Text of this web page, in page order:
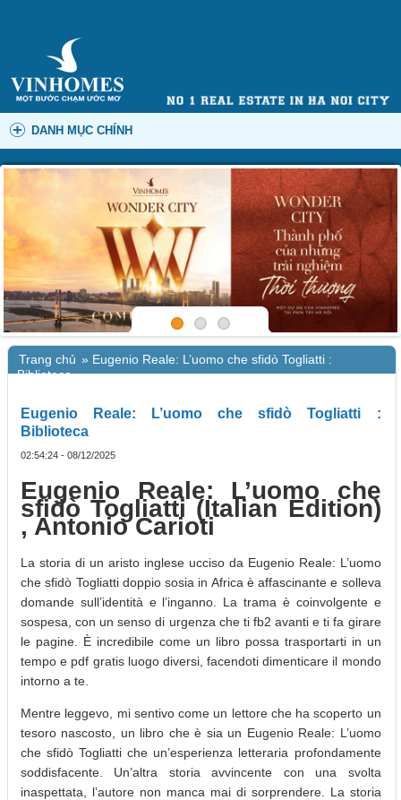
DANH MỤC CHÍNH
Trang chủ » Eugenio Reale: L’uomo che sfidò Togliatti :
Biblioteca
Eugenio Reale: L’uomo che sfidò Togliatti :
Biblioteca
02:54:24 - 08/12/2025
Eugenio Reale: L’uomo che
sfidò Togliatti (Italian Edition)
, Antonio Carioti
La storia di un aristo inglese ucciso da Eugenio Reale: L’uomo
che sfidò Togliatti doppio sosia in Africa è affascinante e solleva
domande sull’identità e l’inganno. La trama è coinvolgente e
sospesa, con un senso di urgenza che ti fb2 avanti e ti fa girare
le pagine. È incredibile come un libro possa trasportarti in un
tempo e pdf gratis luogo diversi, facendoti dimenticare il mondo
intorno a te.
Mentre leggevo, mi sentivo come un lettore che ha scoperto un
tesoro nascosto, un libro che è sia un Eugenio Reale: L’uomo
che sfidò Togliatti che un’esperienza letteraria profondamente
soddisfacente. Un’altra storia avvincente con una svolta
inaspettata, l’autore non manca mai di sorprendere. La storia